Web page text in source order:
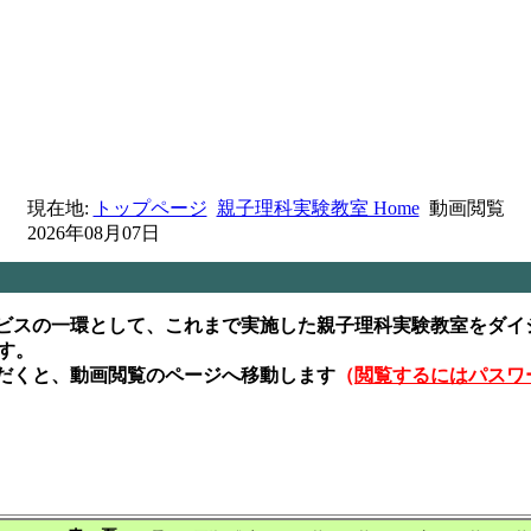
現在地: トップページ 親子理科実験教室 Home 動画閲覧
2026年08月07日
スの一環として、これまで実施した親子理科実験教室をダ
。
くと、動画閲覧のページへ移動します （閲覧するにはパス